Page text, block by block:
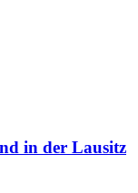
in der Lausitz